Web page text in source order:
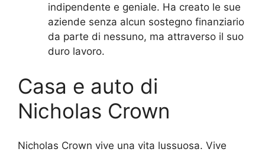
indipendente e geniale. Ha creato le sue
aziende senza alcun sostegno finanziario
da parte di nessuno, ma attraverso il suo
duro lavoro.
Casa e auto di
Nicholas Crown
Nicholas Crown vive una vita lussuosa. Vive